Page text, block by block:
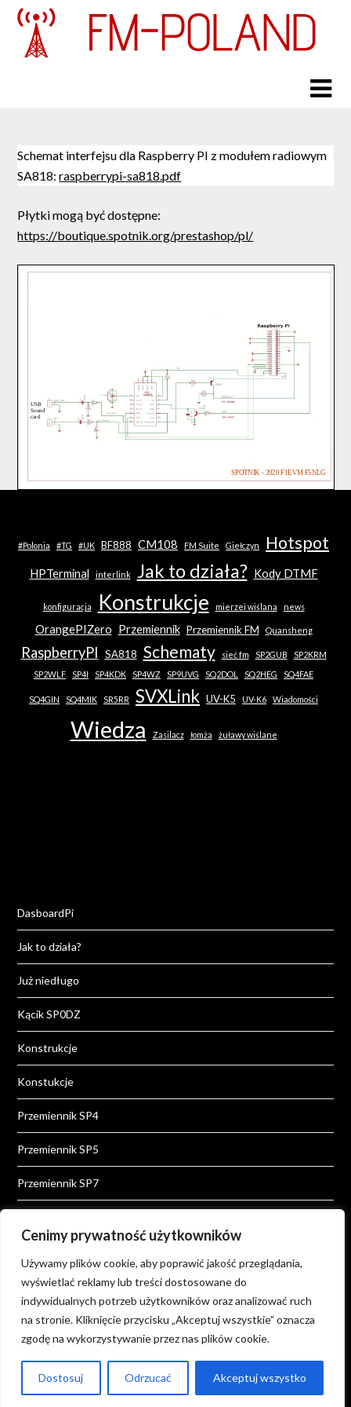
Cenimy prywatność użytkowników
Używamy plików cookie, aby poprawić jakość przeglądania,
wyświetlać reklamy lub treści dostosowane do
indywidualnych potrzeb użytkowników oraz analizować ruch
na stronie. Kliknięcie przycisku „Akceptuj wszystkie” oznacza
zgodę na wykorzystywanie przez nas plików cookie.
Dostosuj Odrzucać Akceptuj wszystko
Skip
content
Schemat interfejsu dla Raspberry PI z modułem radiowym
SA818:raspberrypi-sa818.pdf
Płytki mogą być dostępne:
https://boutique.spotnik.org/prestashop/pl/
#Polonia #TG #UK BF888 CM108 FM Suite Giełczyn Hotspot
HPTerminal interlink Jak to działa? Kody DTMF
konfiguracja Konstrukcje mierzei wiślana news
OrangePIZero Przemiennik Przemiennik FM Quansheng
RaspberryPI SA818 Schematy sieć fm SP2GUB
SP2KRM
SP2WLF
SP4I SP4KDK SP4WZ SP9UVG SQ2DOL SQ2HEG SQ4FAE
SQ4GIN SQ4MIK SR5RR SVXLink UV-K5 UV-K6 Wiadomości
Wiedza Zasilacz łomża żuławy wiślane
DasboardPi
Jak to działa?
Już niedługo
Kącik SP0DZ
Konstrukcje
Konstukcje
Przemiennik SP4
Przemiennik SP5
Przemiennik SP7
Wiadomości
Wiedza